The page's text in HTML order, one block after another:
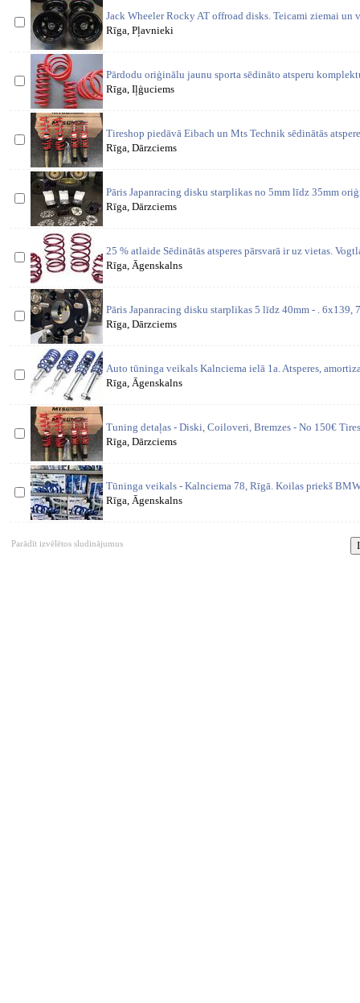
Jack Wheeler Rocky AT offroad disks. Teicami ziemai un
Rīga, Pļavnieki
Pārdodu oriģinālu jaunu sporta sēdināto atsperu
Rīga, Iļģuciems
Tireshop piedāvā Eibach un Mts Technik sēdinātās
Rīga, Dārzciems
Pāris Japanracing disku starplikas no 5mm līdz 35mm
Rīga, Dārzciems
25 % atlaide Sēdinātās atsperes pārsvarā ir uz vietas.
Rīga, Āgenskalns
Pāris Japanracing disku starplikas 5 līdz 40mm - .
Rīga, Dārzciems
Auto tūninga veikals Kalnciema ielā 1a. Atsperes,
Rīga, Āgenskalns
Tuning detaļas - Diski, Coiloveri, Bremzes - No 150€
Rīga, Dārzciems
Tūninga veikals - Kalnciema 78, Rīgā. Koilas priekš
Rīga, Āgenskalns
Parādīt izvēlētos sludinājumus